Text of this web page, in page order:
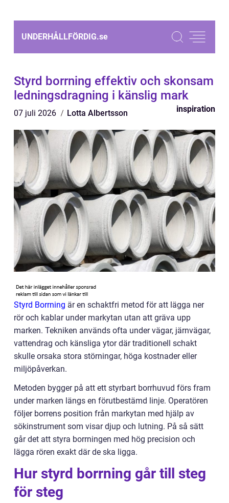
UNDERHÅLLFÖRDIG.se
Styrd borrning effektiv och skonsam
ledningsdragning i känslig mark
07 juli 2026 Lotta Albertsson inspiration
Styrd Borrning är en schaktfri metod för att lägga ner
rör och kablar under markytan utan att gräva upp
marken. Tekniken används ofta under vägar, järnvägar,
vattendrag och känsliga ytor där traditionell schakt
skulle orsaka stora störningar, höga kostnader eller
miljöpåverkan.
Metoden bygger på att ett styrbart borrhuvud förs fram
under marken längs en förutbestämd linje. Operatören
följer borrens position från markytan med hjälp av
sökinstrument som visar djup och lutning. På så sätt
går det att styra borrningen med hög precision och
lägga rören exakt där de ska ligga.
Hur styrd borrning går till steg
för steg